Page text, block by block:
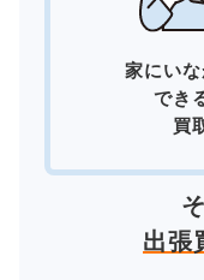
家にいな
でき
買
出張